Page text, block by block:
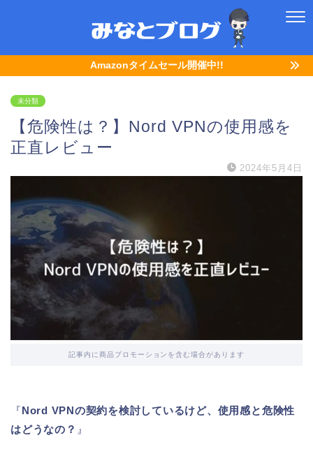
Amazonタイムセール開催中!!
未分類
【危険性は？】Nord VPNの使用感を
正直レビュー
2024年5月4日
記事内に商品プロモーションを含む場合があります
『Nord VPNの契約を検討しているけど、使用感と危険性
はどうなの？ 』